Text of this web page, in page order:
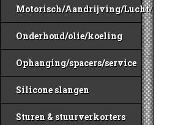
Motorisch/Aandrijving/Lucht/Benzine
Onderhoud/olie/koeling
Ophanging/spacers/service
Silicone slangen
Sturen & stuurverkorters